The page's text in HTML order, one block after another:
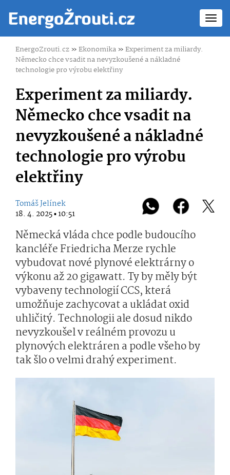
EnergoZrouti.cz»Ekonomika»Experiment za miliardy.
Německo chce vsadit na nevyzkoušené a nákladné
technologie pro výrobu elektřiny
Experiment za miliardy.
Německo chce vsadit na
nevyzkoušené a nákladné
technologie pro výrobu
elektřiny
Tomáš Jelínek
18. 4. 2025 ▪ 10:51
Německá vláda chce podle budoucího
kancléře Friedricha Merze rychle
vybudovat nové plynové elektrárny o
výkonu až 20 gigawatt. Ty by měly být
vybaveny technologií CCS, která
umožňuje zachycovat a ukládat oxid
uhličitý. Technologii ale dosud nikdo
nevyzkoušel v reálném provozu u
plynových elektráren a podle všeho by
tak šlo o velmi drahý experiment.